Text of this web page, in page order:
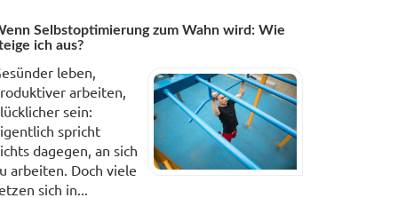
Selbstoptimierung zum Wahn wird: Wie
ich aus?
leben,
arbeiten,
sein:
spricht
dagegen, an sich
arbeiten. Doch viele
sich in...